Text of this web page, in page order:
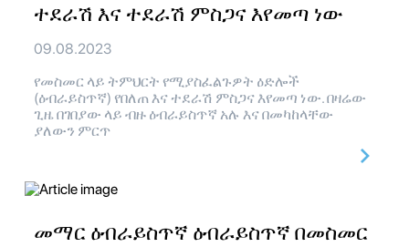
ተደራሽ እና ተደራሽ ምስጋና እየመጣ ነው
09.08.2023
የመስመር ላይ ትምህርት የሚያስፈልጉዎት ዕድሎች
(ዕብራይስጥኛ) የበለጠ እና ተደራሽ ምስጋና እየመጣ ነው. በዛሬው
ጊዜ በገበያው ላይ ብዙ ዕብራይስጥኛ አሉ እና በመካከላቸው
ያለውን ምርጥ
መማር ዕብራይስጥኛ ዕብራይስጥኛ በመስመር